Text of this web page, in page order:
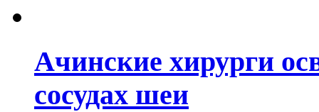
Ачинские хирурги
сосудах шеи